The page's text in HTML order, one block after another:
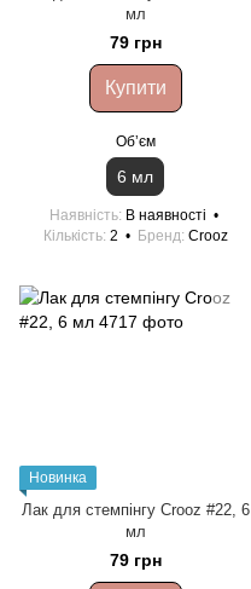
мл
79 грн
Купити
Обʼєм
6 мл
Наявність В наявності
Кількість 2 Бренд Crooz
Новинка
Лак для стемпінгу Crooz #22, 6
мл
79 грн